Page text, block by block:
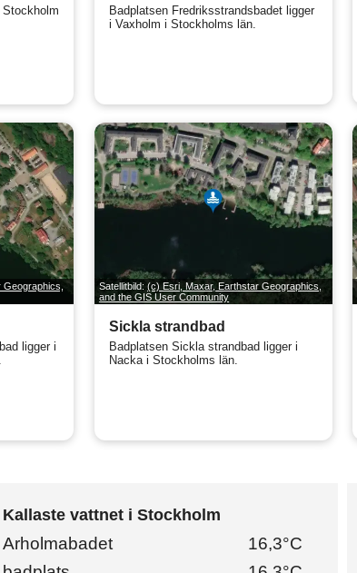
Stockholm
Badplatsen Fredriksstrandsbadet ligger
i Vaxholm i Stockholms län.
ligger i
Satellitbild:(c) Esri, Maxar, Earthstar Geographics,
and the GIS User Community
Sickla strandbad
Badplatsen Sickla strandbad ligger i
Nacka i Stockholms län.
Kallaste vattnet i Stockholm
Arholmabadet
16,3°C